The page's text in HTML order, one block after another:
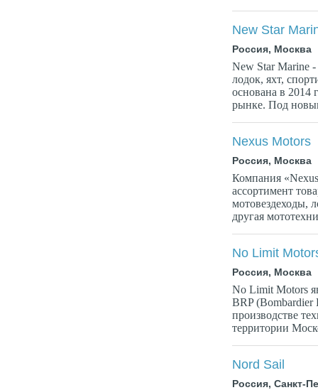
New Star
Россия, Москва
New Star Marine
лодок, яхт,
основана в 2014
рынке. Под
Nexus Motors
Россия, Москва
Компания
ассортимент
мотовездеходы,
другая
No Limit
Россия, Москва
No Limit Motors
BRP (Bombardier
производстве
территории
Nord Sail
Россия, Санкт-